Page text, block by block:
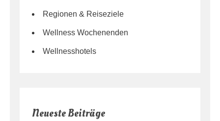
Regionen & Reiseziele
Wellness Wochenenden
Wellnesshotels
Neueste Beiträge